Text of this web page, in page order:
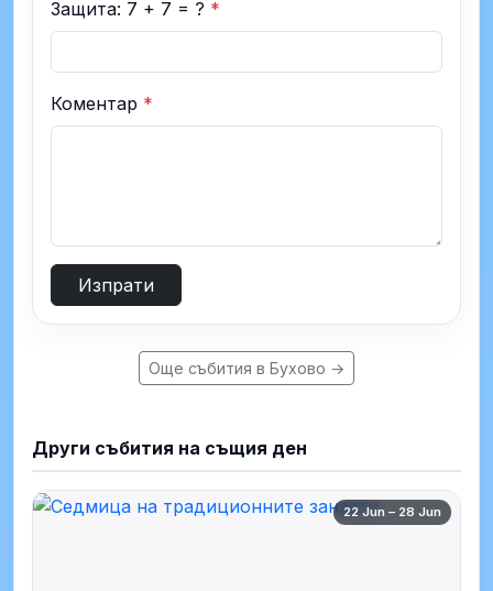
Защита: 7 + 7 = ? *
Коментар *
Изпрати
Още събития в Бухово →
Други събития на същия ден
22 Jun – 28 Jun